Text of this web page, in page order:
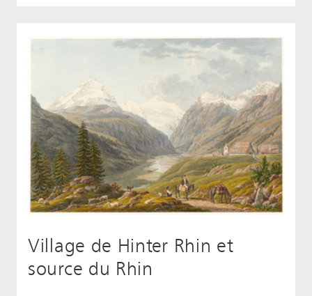
Village de Hinter Rhin et
source du Rhin